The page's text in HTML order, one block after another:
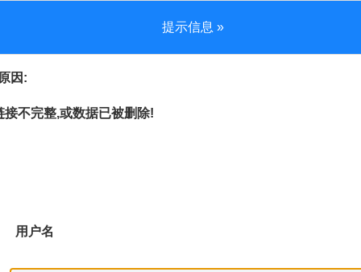
提示信息 »
因:
不完整,或数据已被删除!
用户名